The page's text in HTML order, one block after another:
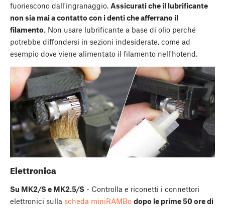
fuoriescono dall'ingranaggio. Assicurati che il lubrificante
non sia mai a contatto con i denti che afferrano il
filamento. Non usare lubrificante a base di olio perché
potrebbe diffondersi in sezioni indesiderate, come ad
esempio dove viene alimentato il filamento nell'hotend.
Elettronica
Su MK2/S e MK2.5/S - Controlla e riconetti i connettori
elettronici sulla scheda miniRAMBo dopo le prime 50 ore di